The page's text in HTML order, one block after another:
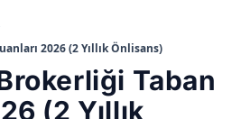
2026 (2 Yıllık Önlisans)
Taban
(2 Yıllık